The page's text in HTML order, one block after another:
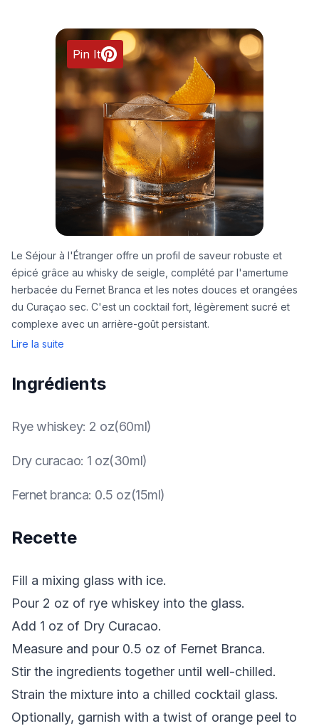
Pin It
Le Séjour à l'Étranger offre un profil de saveur robuste et
épicé grâce au whisky de seigle, complété par l'amertume
herbacée du Fernet Branca et les notes douces et orangées
du Curaçao sec. C'est un cocktail fort, légèrement sucré et
complexe avec un arrière-goût persistant.
Lire la suite
Ingrédients
Rye whiskey: 2 oz(60ml)
Dry curacao: 1 oz(30ml)
Fernet branca: 0.5 oz(15ml)
Recette
Fill a mixing glass with ice.
Pour 2 oz of rye whiskey into the glass.
Add 1 oz of Dry Curacao.
Measure and pour 0.5 oz of Fernet Branca.
Stir the ingredients together until well-chilled.
Strain the mixture into a chilled cocktail glass.
Optionally, garnish with a twist of orange peel to